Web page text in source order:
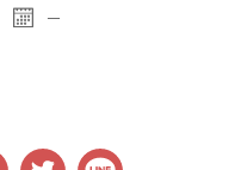
－